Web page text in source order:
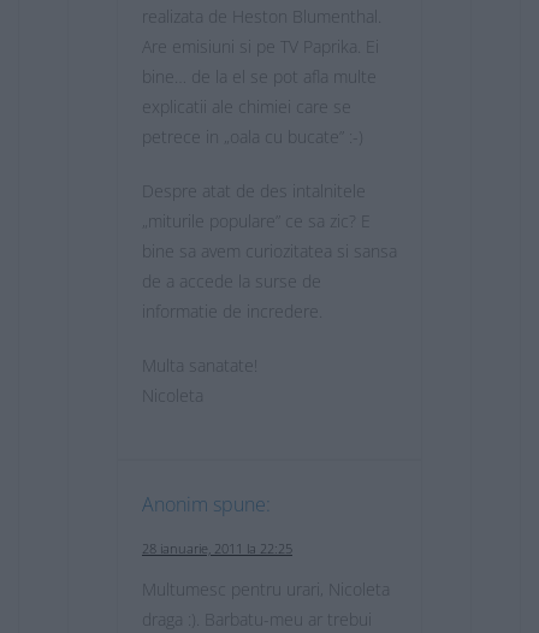
realizata de Heston Blumenthal.
Are emisiuni si pe TV Paprika. Ei
bine… de la el se pot afla multe
explicatii ale chimiei care se
petrece in „oala cu bucate” :-)
Despre atat de des intalnitele
„miturile populare” ce sa zic? E
bine sa avem curiozitatea si sansa
de a accede la surse de
informatie de incredere.
Multa sanatate!
Nicoleta
Anonim spune:
28 ianuarie, 2011 la 22:25
Multumesc pentru urari, Nicoleta
draga :). Barbatu-meu ar trebui